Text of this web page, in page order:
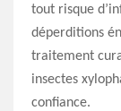
tout risque
déperditions
traitement
insectes
confiance.